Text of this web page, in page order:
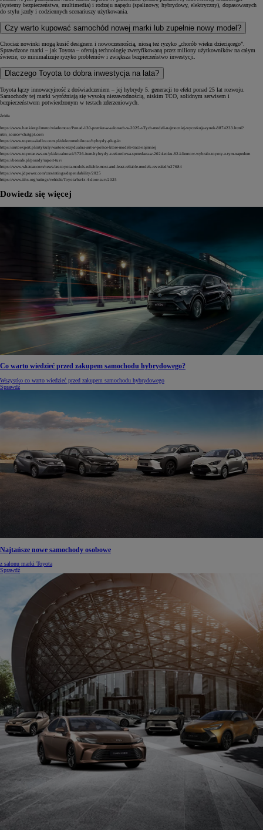
(systemy bezpieczeństwa, multimedia) i rodzaju napędu (spalinowy, hybrydowy, elektryczny), dopasowanych
do stylu jazdy i codziennych scenariuszy użytkowania.
Czy warto kupować samochód nowej marki lub zupełnie nowy model?
Chociaż nowinki mogą kusić designem i nowoczesnością, niosą też ryzyko „chorób wieku dziecięcego”.
Sprawdzone marki – jak Toyota – oferują technologię zweryfikowaną przez miliony użytkowników na całym
świecie, co minimalizuje ryzyko problemów i zwiększa bezpieczeństwo inwestycji.
Dlaczego Toyota to dobra inwestycja na lata?
Toyota łączy innowacyjność z doświadczeniem – jej hybrydy 5. generacji to efekt ponad 25 lat rozwoju.
Samochody tej marki wyróżniają się wysoką niezawodnością, niskim TCO, solidnym serwisem i
bezpieczeństwem potwierdzonym w testach zderzeniowych.
Źródła
https://www.bankier.pl/moto/wiadomosc/Ponad-130-premier-w-salonach-w-2025-r-Tych-modeli-najmocniej-wyczekuje-rynek-8874233.html?
utm_source=chatgpt.com
https://www.toyota-siedlce.com.pl/elektromobilnosc/hybrydy-plug-in
https://autoexpert.pl/artykuly/wartosc-rezydualna-aut-w-polsce-ktore-modele-traca-najmniej
https://www.toyotanews.eu/pl/aktualnosci/3726-item-hybrydy-z-rekordowa-sprzedaza-w-2024-roku-82-klientow-wybralo-toyoty-z-tym-napedem
https://beesafe.pl/porady/raport-tuv/
https://www.whatcar.com/news/are-toyota-models-reliable-most-and-least-reliable-models-revealed/n27684
https://www.jdpower.com/cars/ratings/dependability/2025
https://www.iihs.org/ratings/vehicle/Toyota/bz4x-4-door-suv/2025
Dowiedz się więcej
Co warto wiedzieć przed zakupem samochodu hybrydowego?
Wszystko co warto wiedzieć przed zakupem samochodu hybrydowego
Sprawdź
Najtańsze nowe samochody osobowe
z salonu marki Toyota
Sprawdź